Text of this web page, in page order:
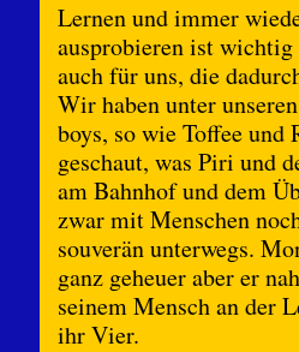
Lernen und immer
ausprobieren ist wichtig
auch für uns, die
Wir haben unter
boys, so wie Toffee und
geschaut, was Piri und
am Bahnhof und dem
zwar mit Menschen
souverän unterwegs.
ganz geheuer aber er
seinem Mensch an der
ihr Vier.